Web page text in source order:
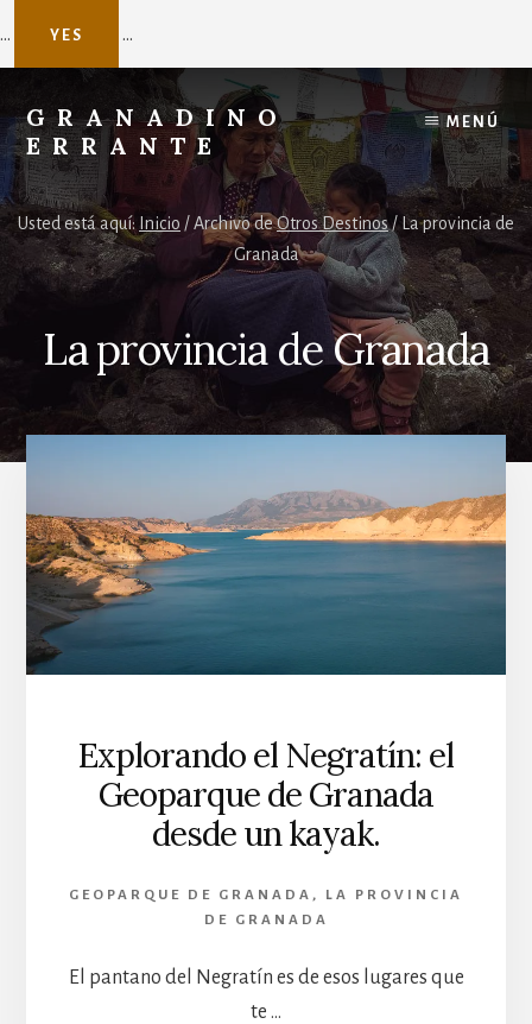
... YES ...
content
GRANADINO
ERRANTE
Agente
de
viajes
a
Nepal
MENÚ
Usted está aquí: Inicio /Archivo deOtros Destinos /La provincia de
Granada
La provincia de Granada
Explorando el Negratín: el
Geoparque de Granada
desde un kayak.
GEOPARQUE DE GRANADA , LA PROVINCIA
DE GRANADA
El pantano del Negratín es de esos lugares que
te …